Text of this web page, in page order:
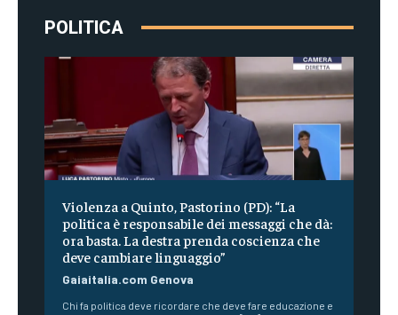
POLITICA
Violenza a Quinto, Pastorino (PD): “La
politica è responsabile dei messaggi che dà:
ora basta. La destra prenda coscienza che
deve cambiare linguaggio”
Gaiaitalia.com Genova
Chi fa politica deve ricordare che deve fare educazione e